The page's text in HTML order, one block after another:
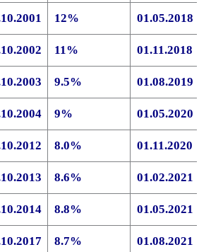
12% 01.05.2018
11% 01.11.2018
9.5% 01.08.2019
9% 01.05.2020
8.0% 01.11.2020
8.6% 01.02.2021
8.8% 01.05.2021
8.7% 01.08.2021